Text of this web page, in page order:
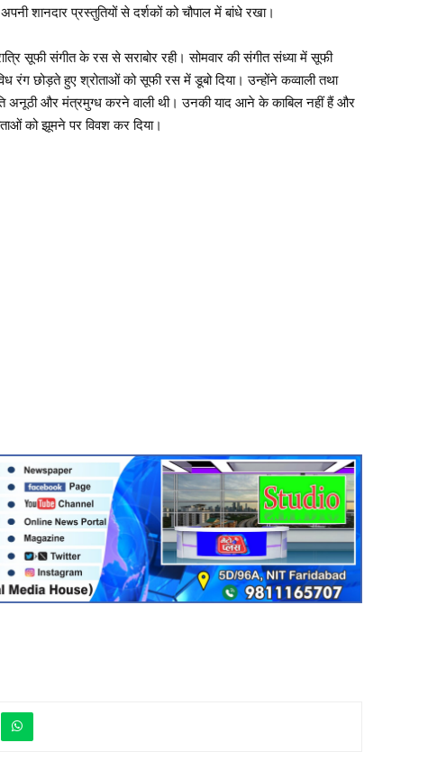
शानदार प्रस्तुतियों से दर्शकों को चौपाल में बांधे रखा।
सूफी संगीत के रस से सराबोर रही। सोमवार की संगीत संध्या में सूफी
रंग छोड़ते हुए श्रोताओं को सूफी रस में डूबो दिया। उन्होंने कव्वाली तथा
अनूठी और मंत्रमुग्ध करने वाली थी। उनकी याद आने के काबिल नहीं हैं और
को झूमने पर विवश कर दिया।